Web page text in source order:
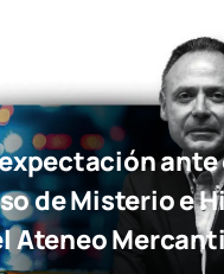
ante
de Misterio e
Ateneo